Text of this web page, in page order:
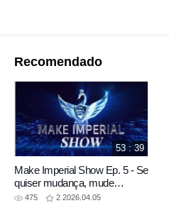
Recomendado
Make Imperial Show Ep. 5 - Se
quiser mudança, mude
primeiro!
475 2 2026.04.05
53 : 39